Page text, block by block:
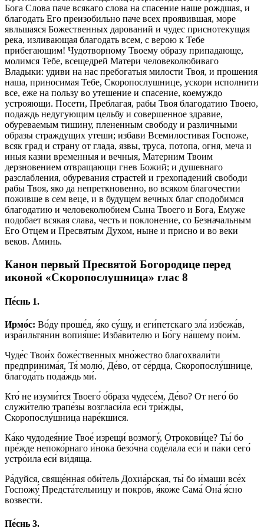
Бога Слова паче всякаго слова на спасение наше рождшая, и
благодать Его преизобильно паче всех проявившая, море
явльшаяся Божественных дарований и чудес приснотекущая
река, изливающая благодать всем, с верою к Тебе
прибегающим! Чудотворному Твоему образу припадающе,
молимся Тебе, всещедрей Матери человеколюбиваго
Владыки: удиви на нас пребогатыя милости Твоя, и прошения
наша, приносимая Тебе, Скоропослушнице, ускори исполнити
все, еже на пользу во утешение и спасение, коемуждо
устрояющи. Посети, Преблагая, рабы Твоя благодатию Твоею,
подаждь недугующим цельбу и совершенное здравие,
обуреваемым тишину, плененным свободу и различными
образы страждущих утеши; избави Всемилостивая Госпоже,
всяк град и страну от глада, язвы, труса, потопа, огня, меча и
иныя казни временныя и вечныя, Матерним Твоим
дерзновением отвращающи гнев Божий; и душевнаго
разслабления, обуревания страстей и грехопадений свободи
рабы Твоя, яко да непреткновенно, во всяком благочестии
поживше в сем веце, и в будущем вечных благ сподобимся
благодатию и человеколюбием Сына Твоего и Бога, Емуже
подобает всякая слава, честь и поклонение, со Безначальным
Его Отцем и Пресвятым Духом, ныне и присно и во веки
веков. Аминь.
Канон первый Пресвятой Богородице перед
иконой «Скоропослушница» глас 8
Пе́снь 1.
Ирмо́с: Во́ду проше́д, я́ко су́шу, и еги́петскаго зла́ избежа́в,
изра́ильтянин вопия́ше: Изба́вителю и Бо́гу на́шему пои́м.
Чуде́с Твои́х боже́ственных мно́жество благохвали́ти
предпринима́я, Тя́ молю́, Де́во, от се́рдца, Скоропослу́шнице,
благода́ть пода́ждь ми́.
Кто́ не изуми́тся Твоего́ о́браза чудесе́м, Де́во? От него́ бо
служи́телю трапе́зы возгласи́ла еси́ три́жды,
Скоропослу́шница наре́кшися.
Ка́ко чудодея́ние Твое́ изрещи́ возмогу́, Отрокови́це? Ты́ бо
пре́жде непоко́рнаго и́нока безо́чна соде́лала еси́ и па́ки сего́
устро́ила еси́ ви́дяща.
Ра́дуйся, свяще́нная оби́тель Дохиа́рская, ты́ бо и́маши все́х
Госпожу́ Предста́тельницу и покро́в, я́коже Сама́ Она́ я́сно
возвести́.
Пе́снь 3.